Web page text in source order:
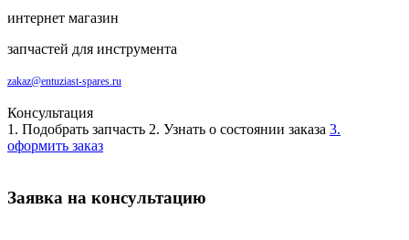
интернет магазин
запчастей для инструмента
zakaz@entuziast-spares.ru
Консультация
1. Подобрать запчасть 2. Узнать о состоянии заказа 3.
оформить заказ
Заявка на консультацию